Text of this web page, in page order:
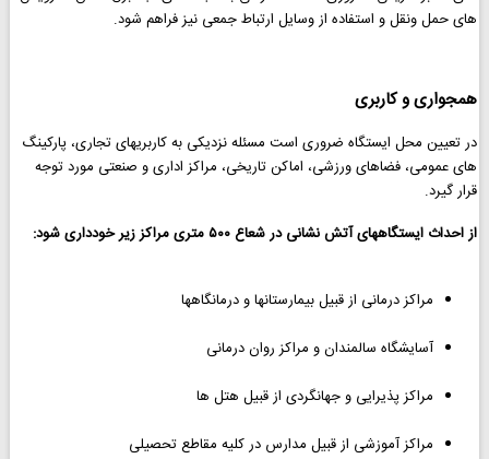
های حمل ونقل و استفاده از وسایل ارتباط جمعی نیز فراهم شود.
همجواری و کاربری
در تعيين محل ایستگاه ضروری است مسئله نزدیکی به کاربریهای تجاری، پارکینگ
های عمومی، فضاهای ورزشی، اماكن تاریخی، مراکز اداری و صنعتی مورد توجه
قرار گیرد.
از احداث ایستگاههای آتش نشانی در شعاع ۵۰۰ متری مراکز زیر خودداری شود:
مراکز درمانی از قبیل بیمارستانها و درمانگاهها
آسایشگاه سالمندان و مراکز روان درمانی
مراکز پذیرایی و جهانگردی از قبیل هتل ها
مراکز آموزشی از قبیل مدارس در کلیه مقاطع تحصیلی